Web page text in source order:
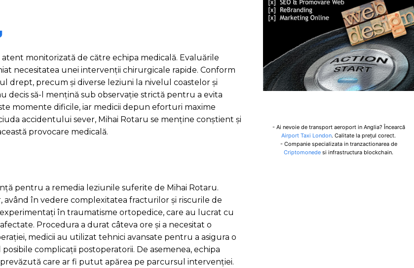
monitorizată de către echipa medicală. Evaluările
necesitatea unei intervenții chirurgicale rapide. Conform
drept, precum și diverse leziuni la nivelul coastelor și
decis să-l mențină sub observație strictă pentru a evita
momente dificile, iar medicii depun eforturi maxime
accidentului sever, Mihai Rotaru se menține conștient și
provocare medicală.
pentru a remedia leziunile suferite de Mihai Rotaru.
în vedere complexitatea fracturilor și riscurile de
în traumatisme ortopedice, care au lucrat cu
Procedura a durat câteva ore și a necesitat o
medicii au utilizat tehnici avansate pentru a asigura o
complicații postoperatorii. De asemenea, echipa
care ar fi putut apărea pe parcursul intervenției.
- Ai nevoie de transport aeroport in Anglia? Încearcă
Airport Taxi London. Calitate la prețul corect.
- Companie specializata in tranzactionarea de
Criptomonede si infrastructura blockchain.